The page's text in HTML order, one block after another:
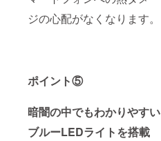
ジの心配がなくなります。
ポイント⑤
暗闇の中でもわかりやすい
ブルーLEDライトを搭載